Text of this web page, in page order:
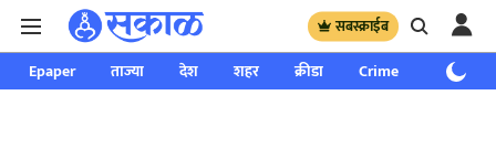
सबस्क्राईब
Epaper ताज्या देश शहर क्रीडा Crime साप्ताहिक